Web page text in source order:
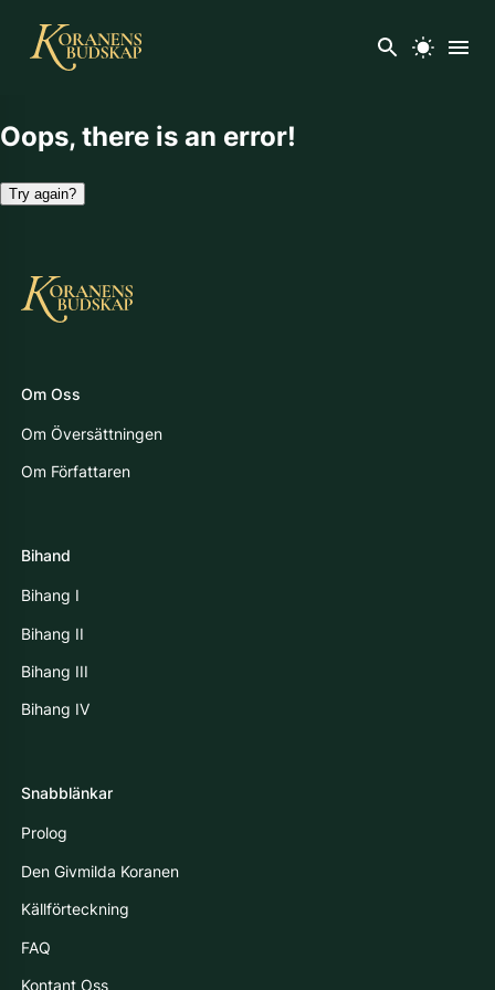
Oops, there is an error!
Try again?
Om Oss
Om Översättningen
Om Författaren
Bihand
Bihang I
Bihang II
Bihang III
Bihang IV
Snabblänkar
Prolog
Den Givmilda Koranen
Källförteckning
FAQ
Kontant Oss